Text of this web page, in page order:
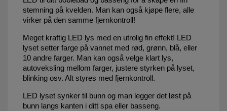
stemning på kvelden. Man kan også kjøpe flere, alle
virker på den samme fjernkontroll!
Meget kraftig LED lys med en utrolig fin effekt! LED
lyset setter farge på vannet med rød, grønn, blå, eller
10 andre farger. Man kan også velge klart lys,
autoveksling mellom farger, justere styrken på lyset,
blinking osv. Alt styres med fjernkontroll.
LED lyset synker til bunn og man legger det løst på
bunn langs kanten i ditt spa eller basseng.